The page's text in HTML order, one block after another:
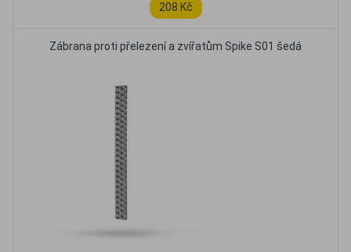
208 Kč
Zábrana proti přelezení a zvířatům Spike S01 šedá